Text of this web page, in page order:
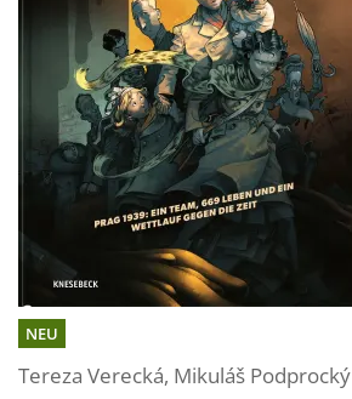
NEU
Tereza Verecká, Mikuláš Podprocký